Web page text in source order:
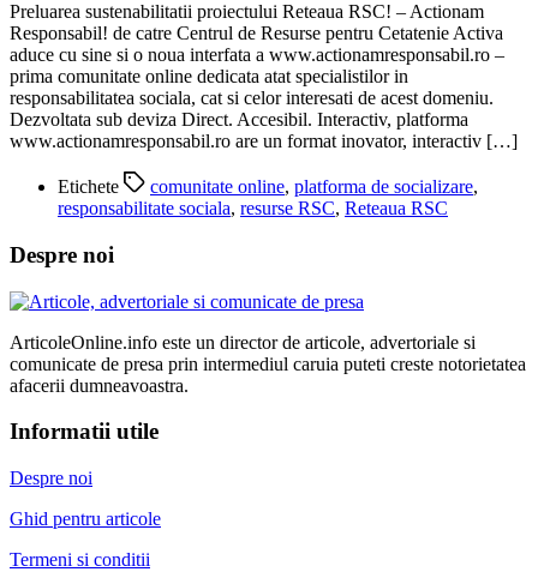
Preluarea sustenabilitatii proiectului Reteaua RSC! – Actionam
Responsabil! de catre Centrul de Resurse pentru Cetatenie Activa
aduce cu sine si o noua interfata a www.actionamresponsabil.ro –
prima comunitate online dedicata atat specialistilor in
responsabilitatea sociala, cat si celor interesati de acest domeniu.
Dezvoltata sub deviza Direct. Accesibil. Interactiv, platforma
www.actionamresponsabil.ro are un format inovator, interactiv […]
Etichete comunitate online, platforma de socializare,
responsabilitate sociala, resurse RSC, Reteaua RSC
Despre noi
ArticoleOnline.info este un director de articole, advertoriale si
comunicate de presa prin intermediul caruia puteti creste notorietatea
afacerii dumneavoastra.
Informatii utile
Despre noi
Ghid pentru articole
Termeni si conditii